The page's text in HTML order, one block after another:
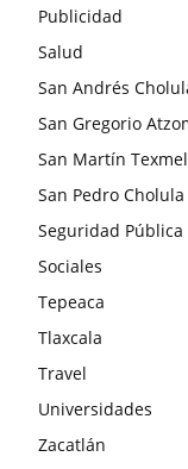
Publicidad
Salud
San Andrés
San Gregorio
San Martín
San Pedro Cholula
Seguridad Pública
Sociales
Tepeaca
Tlaxcala
Travel
Universidades
Zacatlán